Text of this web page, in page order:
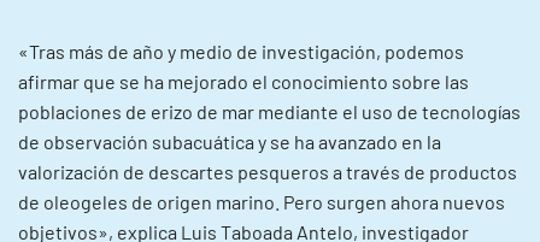
«Tras más de año y medio de investigación, podemos
afirmar que se ha mejorado el conocimiento sobre las
poblaciones de erizo de mar mediante el uso de tecnologías
de observación subacuática y se ha avanzado en la
valorización de descartes pesqueros a través de productos
de oleogeles de origen marino. Pero surgen ahora nuevos
objetivos», explica Luis Taboada Antelo, investigador